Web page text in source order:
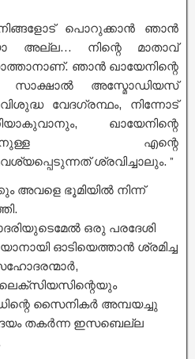
പൊറുക്കാൻ ഞാൻ
അല്ല… നിന്റെ മാതാവ്
ഞാൻ ഖായേനിന്റെ
സാക്ഷാൽ അസ്മോഡിയസ്
വേദഗ്രന്ഥം, നിന്നോട്
ഖായേനിന്റെ
എന്റെ
ശ്രവിച്ചാലും. ”
അവളെ ഭൂമിയിൽ നിന്ന്
ഒരു പരദേശി
ഓടിയെത്താൻ ശ്രമിച്ച
സൈനികർ അമ്പയച്ചു
തകർന്ന ഇസബെല്ല